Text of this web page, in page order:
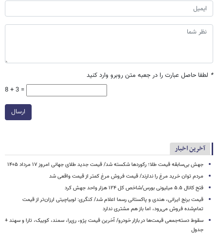
* لطفا حاصل عبارت را در جعبه متن روبرو وارد کنید
8 + 3 =
ارسال
آخرین اخبار
جهش بی‌سابقه قیمت طلا؛ رکوردها شکسته شد/ قیمت جدید طلای جهانی امروز ۱۷ مرداد ۱۴۰۵
مردم توان خرید مرغ را ندارند/ قیمت فروش مرغ کمتر از قیمت واقعی شد
فتح کانال ۵.۵ میلیونی بورس/شاخص کل ۱۲۴ هزار واحد جهش کرد
قیمت برنج ایرانی، هندی و پاکستانی رسما اعلام شد/ کنگری: لوبیاچیتی ارزان‌تر از قیمت
تمام‌شده فروش می‌رود، اما باز هم مشتری ندارد
سقوط دسته‌جمعی قیمت‌ها در بازار خودرو/ آخرین قیمت پژو، ری‌را، سمند، کوییک، تارا و سهند +
جدول